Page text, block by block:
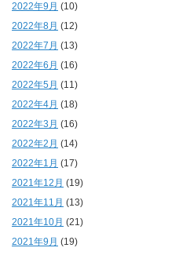
2022年9月 (10)
2022年8月 (12)
2022年7月 (13)
2022年6月 (16)
2022年5月 (11)
2022年4月 (18)
2022年3月 (16)
2022年2月 (14)
2022年1月 (17)
2021年12月 (19)
2021年11月 (13)
2021年10月 (21)
2021年9月 (19)